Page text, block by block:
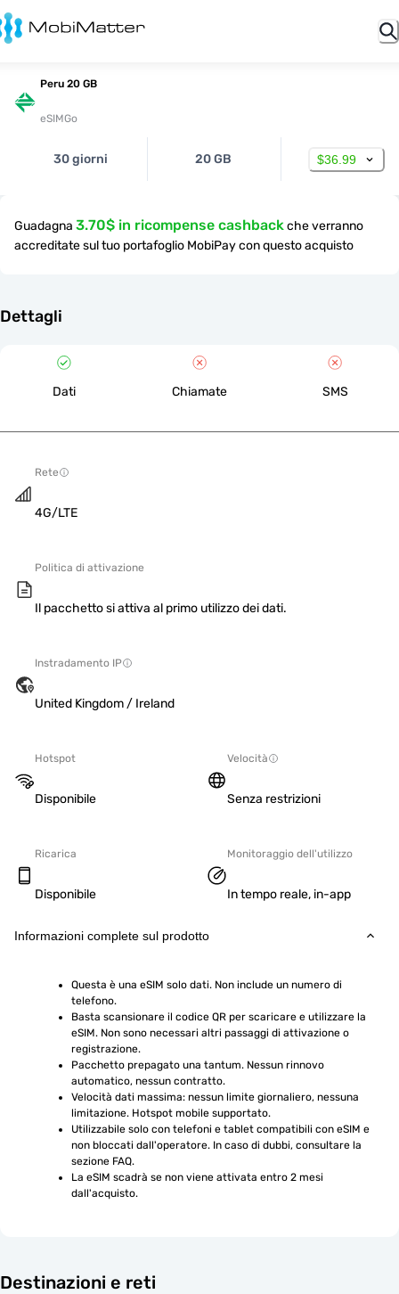
Peru 20 GB
eSIMGo
30 giorni 20 GB $36.99
Guadagna 3.70$ in ricompense cashbackche verranno
accreditate sul tuo portafoglio MobiPay con questo acquisto
Dettagli
Dati Chiamate SMS
Rete
4G/LTE
Politica di attivazione
Il pacchetto si attiva al primo utilizzo dei dati.
Instradamento IP
United Kingdom / Ireland
Hotspot
Disponibile
Velocità
Senza restrizioni
Ricarica
Disponibile
Monitoraggio dell'utilizzo
In tempo reale, in-app
Informazioni complete sul prodotto
Questa è una eSIM solo dati. Non include un numero di
telefono.
Basta scansionare il codice QR per scaricare e utilizzare la
eSIM. Non sono necessari altri passaggi di attivazione o
registrazione.
Pacchetto prepagato una tantum. Nessun rinnovo
automatico, nessun contratto.
Velocità dati massima: nessun limite giornaliero, nessuna
limitazione. Hotspot mobile supportato.
Utilizzabile solo con telefoni e tablet compatibili con eSIM e
non bloccati dall'operatore. In caso di dubbi, consultare la
sezione FAQ.
La eSIM scadrà se non viene attivata entro 2 mesi
dall'acquisto.
Destinazioni e reti